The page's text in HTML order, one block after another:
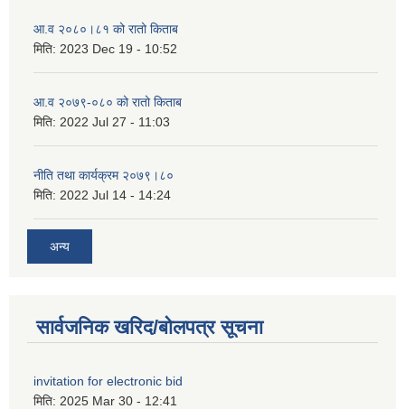
आ.व २०८०।८१ को रातो किताब
मिति: 2023 Dec 19 - 10:52
आ.व २०७९-०८० को रातो किताब
मिति: 2022 Jul 27 - 11:03
नीति तथा कार्यक्रम २०७९।८०
मिति: 2022 Jul 14 - 14:24
अन्य
सार्वजनिक खरिद/बोलपत्र सूचना
invitation for electronic bid
मिति: 2025 Mar 30 - 12:41